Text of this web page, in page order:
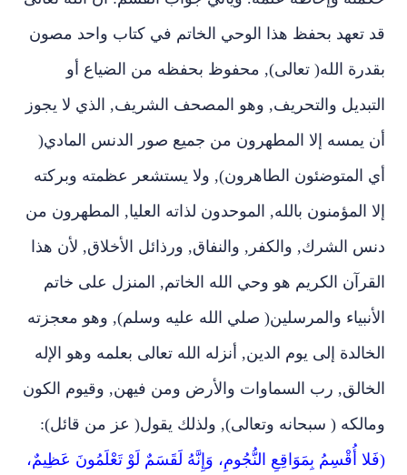
قد تعهد بحفظ هذا الوحي الخاتم في كتاب واحد مصون
بقدرة الله‏(‏ تعالى‏),‏ محفوظ بحفظه من الضياع أو
التبديل والتحريف‏,‏ وهو المصحف الشريف‏,‏ الذي لا يجوز
أن يمسه إلا المطهرون من جميع صور الدنس المادي‏(‏
أي المتوضئون الطاهرون‏),‏ ولا يستشعر عظمته وبركته
إلا المؤمنون بالله‏,‏ الموحدون لذاته العليا‏,‏ المطهرون من
دنس الشرك‏,‏ والكفر‏,‏ والنفاق‏,‏ ورذائل الأخلاق‏,‏ لأن هذا
القرآن الكريم هو وحي الله الخاتم‏,‏ المنزل على خاتم
الأنبياء والمرسلين‏(‏ صلي الله عليه وسلم‏),‏ وهو معجزته
الخالدة إلى يوم الدين‏,‏ أنزله الله تعالى بعلمه وهو الإله
الخالق‏,‏ رب السماوات والأرض ومن فيهن‏,‏ وقيوم الكون
ومالكه ‏(‏ سبحانه وتعالى‏),‏ ولذلك يقول‏(‏ عز من قائل‏):‏
(فَلا أُقْسِمُ بِمَوَاقِعِ النُّجُومِ، وَإِنَّهُ لَقَسَمٌ لَوْ تَعْلَمُونَ عَظِيمٌ،